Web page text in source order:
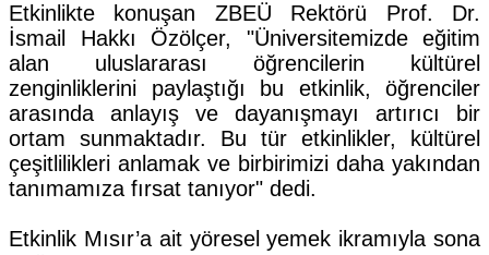
Etkinlikte konuşan ZBEÜ Rektörü Prof. Dr.
İsmail Hakkı Özölçer, "Üniversitemizde eğitim
alan uluslararası öğrencilerin kültürel
zenginliklerini paylaştığı bu etkinlik, öğrenciler
arasında anlayış ve dayanışmayı artırıcı bir
ortam sunmaktadır. Bu tür etkinlikler, kültürel
çeşitlilikleri anlamak ve birbirimizi daha yakından
tanımamıza fırsat tanıyor" dedi.
Etkinlik Mısır’a ait yöresel yemek ikramıyla sona